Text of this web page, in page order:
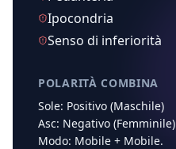
Ipocondria
Senso di inferiorità
POLARITÀ COMBINA
Sole: Positivo (Maschile)
Asc: Negativo (Femminile)
Modo: Mobile + Mobile.